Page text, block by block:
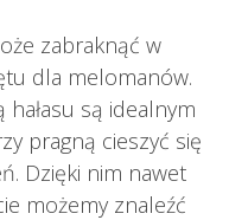
zabraknąć w
dla melomanów.
są idealnym
pragną cieszyć się
Dzięki nim nawet
możemy znaleźć